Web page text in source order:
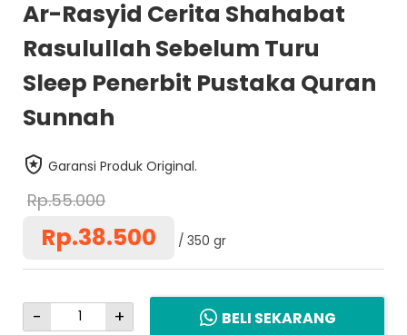
Ar-Rasyid Cerita Shahabat
Rasulullah Sebelum Turu
Sleep Penerbit Pustaka Quran
Sunnah
Garansi Produk Original.
Rp.55.000
Rp.38.500 350 gr
- + BELI SEKARANG